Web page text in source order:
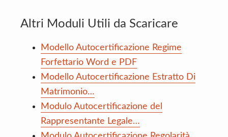
Altri Moduli Utili da Scaricare
Modello Autocertificazione Regime
Forfettario Word e PDF
Modello Autocertificazione Estratto Di
Matrimonio…
Modulo Autocertificazione del
Rappresentante Legale…